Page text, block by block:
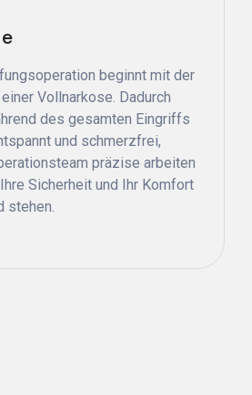
beginnt mit der
Vollnarkose. Dadurch
des gesamten Eingriffs
und schmerzfrei,
präzise arbeiten
Sicherheit und Ihr Komfort
stehen.